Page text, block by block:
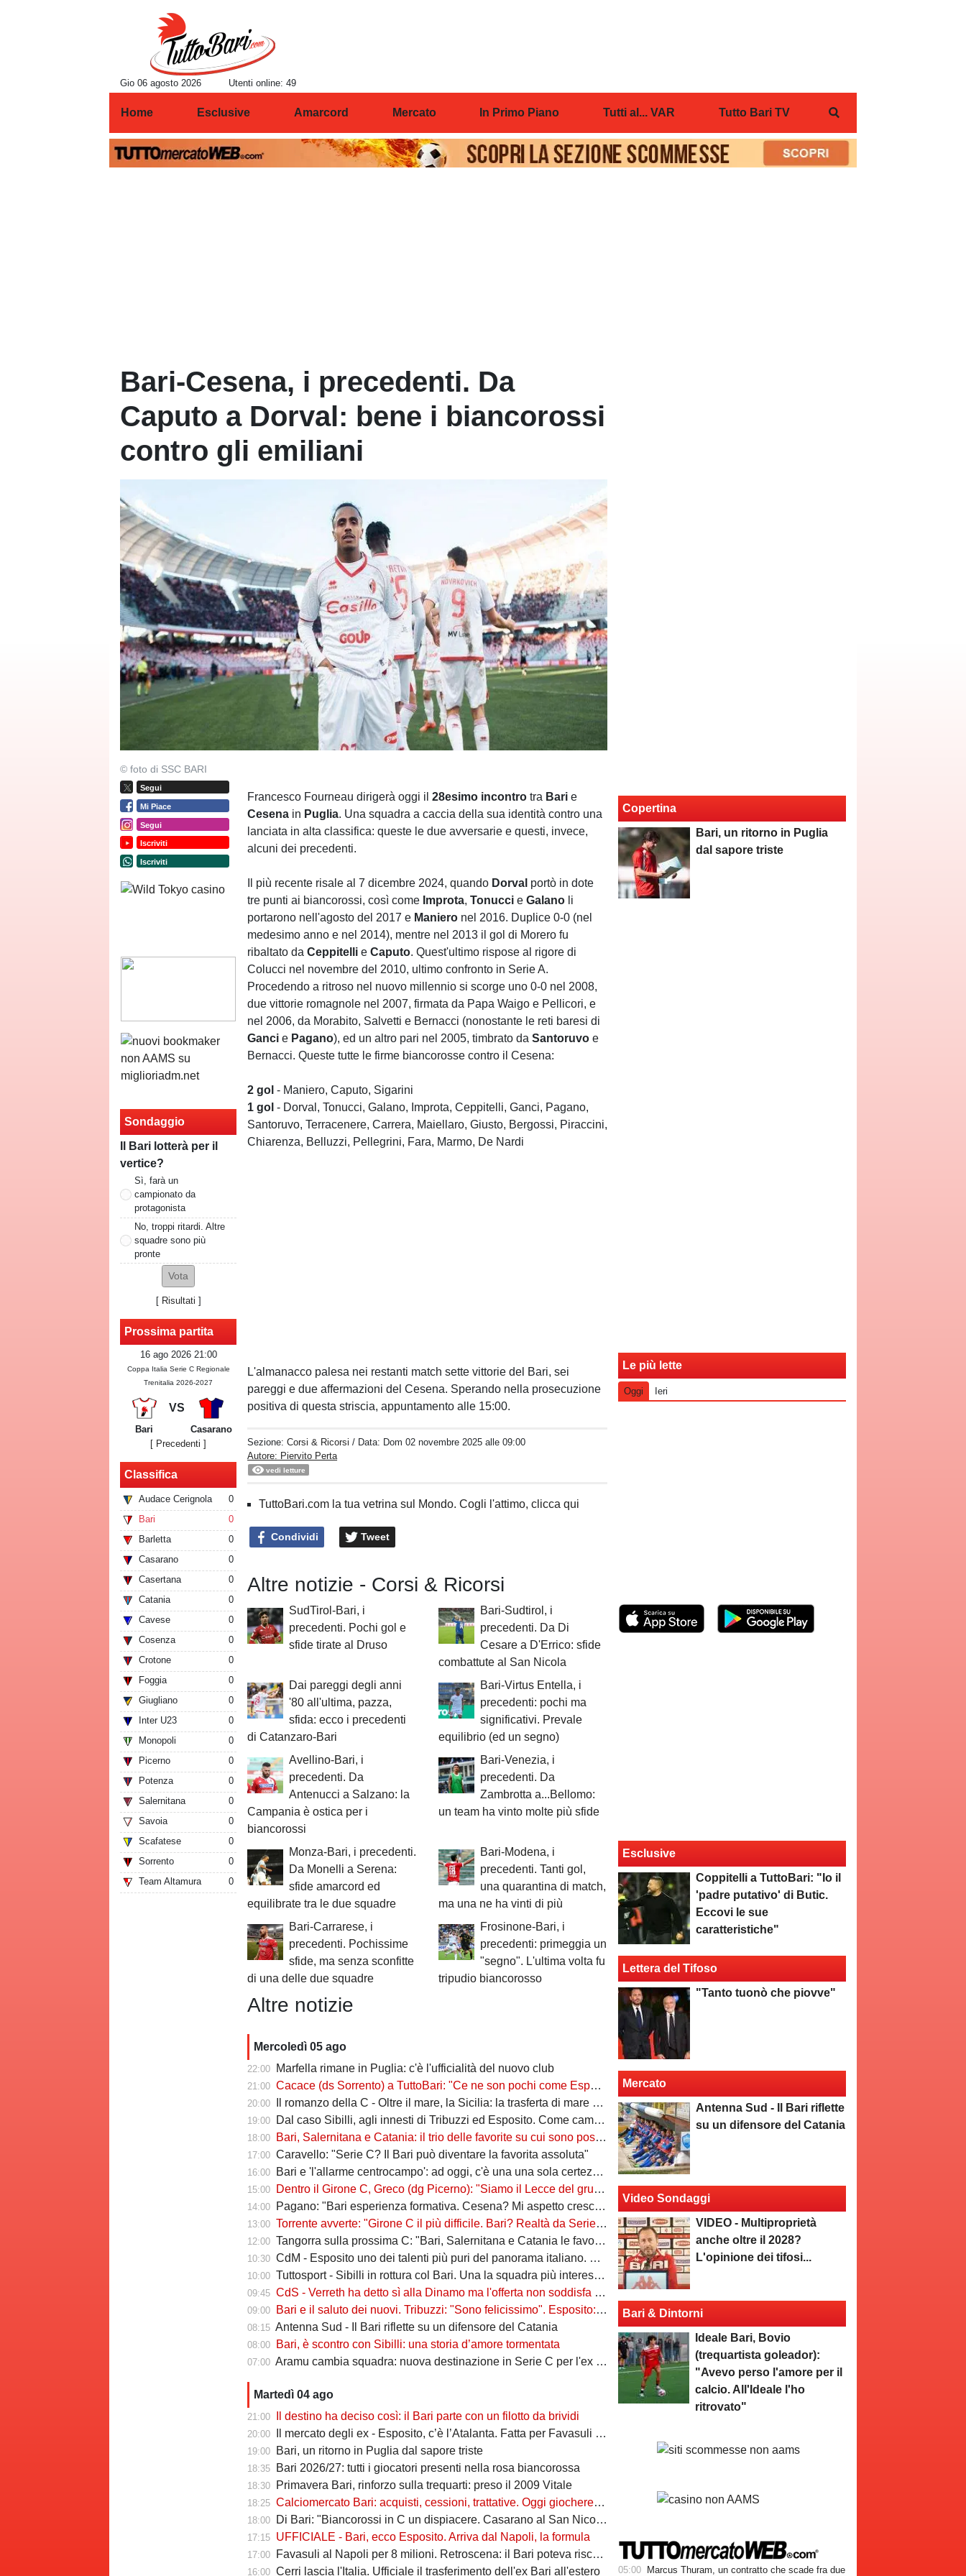
Gio 06 agosto 2026 Utenti online: 49
Home Esclusive Amarcord Mercato In Primo Piano Tutti al... VAR Tutto Bari TV
Bari-Cesena, i precedenti. Da
Caputo a Dorval: bene i biancorossi
contro gli emiliani
© foto di SSC BARI
Segui
Mi Piace
Segui
Iscriviti
Iscriviti
Sondaggio
Il Bari lotterà per il
vertice?
Sì, farà un
campionato da
protagonista
No, troppi ritardi. Altre
squadre sono più
pronte
[ Risultati ]
Prossima partita
16 ago 2026 21:00
Coppa Italia Serie C Regionale
Trenitalia 2026-2027
VS
Bari
Casarano
[ Precedenti ]
Classifica
Audace Cerignola
0
Bari
0
Barletta
0
Casarano
0
Casertana
0
Catania
0
Cavese
0
Cosenza
0
Crotone
0
Foggia
0
Giugliano
0
Inter U23
0
Monopoli
0
Picerno
0
Potenza
0
Salernitana
0
Savoia
0
Scafatese
0
Sorrento
0
Team Altamura
0
Francesco Fourneau dirigerà oggi il28esimo incontro tra Bari e
Cesena in Puglia. Una squadra a caccia della sua identità contro una
lanciata in alta classifica: queste le due avversarie e questi, invece,
alcuni dei precedenti.
Il più recente risale al 7 dicembre 2024, quando Dorval portò in dote
tre punti ai biancorossi, così come Improta,Tonucci eGalano li
portarono nell'agosto del 2017 e Maniero nel 2016. Duplice 0-0 (nel
medesimo anno e nel 2014), mentre nel 2013 il gol di Morero fu
ribaltato daCeppitelli eCaputo. Quest'ultimo rispose al rigore di
Colucci nel novembre del 2010, ultimo confronto in Serie A.
Procedendo a ritroso nel nuovo millennio si scorge uno 0-0 nel 2008,
due vittorie romagnole nel 2007, firmata da Papa Waigo e Pellicori, e
nel 2006, da Morabito, Salvetti e Bernacci (nonostante le reti baresi di
Ganci e Pagano), ed un altro pari nel 2005, timbrato daSantoruvo e
Bernacci. Queste tutte le firme biancorosse contro il Cesena:
2 gol - Maniero, Caputo, Sigarini
1 gol - Dorval, Tonucci, Galano, Improta, Ceppitelli, Ganci, Pagano,
Santoruvo, Terracenere, Carrera, Maiellaro, Giusto, Bergossi, Piraccini,
Chiarenza, Belluzzi, Pellegrini, Fara, Marmo, De Nardi
L'almanacco palesa nei restanti match sette vittorie del Bari, sei
pareggi e due affermazioni del Cesena. Sperando nella prosecuzione
positiva di questa striscia, appuntamento alle 15:00.
Sezione:Corsi & Ricorsi / Data: Dom 02 novembre 2025 alle 09:00
Autore: Piervito Perta
vedi letture
TuttoBari.com la tua vetrina sul Mondo. Cogli l'attimo, clicca qui
Condividi Tweet
Altre notizie - Corsi & Ricorsi
SudTirol-Bari, i
precedenti. Pochi gol e
sfide tirate al Druso
Bari-Sudtirol, i
precedenti. Da Di
Cesare a D'Errico: sfide
combattute al San Nicola
Dai pareggi degli anni
'80 all'ultima, pazza,
sfida: ecco i precedenti
di Catanzaro-Bari
Bari-Virtus Entella, i
precedenti: pochi ma
significativi. Prevale
equilibrio (ed un segno)
Avellino-Bari, i
precedenti. Da
Antenucci a Salzano: la
Campania è ostica per i
biancorossi
Bari-Venezia, i
precedenti. Da
Zambrotta a...Bellomo:
un team ha vinto molte più sfide
Monza-Bari, i precedenti.
Da Monelli a Serena:
sfide amarcord ed
equilibrate tra le due squadre
Bari-Modena, i
precedenti. Tanti gol,
una quarantina di match,
ma una ne ha vinti di più
Bari-Carrarese, i
precedenti. Pochissime
sfide, ma senza sconfitte
di una delle due squadre
Frosinone-Bari, i
precedenti: primeggia un
"segno". L'ultima volta fu
tripudio biancorosso
Altre notizie
Mercoledì 05 ago
22:00 Marfella rimane in Puglia: c'è l'ufficialità del nuovo club
21:00 Cacace (ds Sorrento) a TuttoBari: "Ce ne son pochi come Esposito: ve lo presento. D'Ursi? Solo interesse"
20:00 Il romanzo della C - Oltre il mare, la Sicilia: la trasferta di mare e di vento
19:00 Dal caso Sibilli, agli innesti di Tribuzzi ed Esposito. Come cambia l’attacco
18:00 Bari, Salernitana e Catania: il trio delle favorite su cui sono poste le aspettative e gli obiettivi promozione
17:00 Caravello: "Serie C? Il Bari può diventare la favorita assoluta"
16:00 Bari e 'l'allarme centrocampo': ad oggi, c'è una una sola certezza (e mezza) nel reparto
15:00 Dentro il Girone C, Greco (dg Picerno): "Siamo il Lecce del gruppo, tra giovani e sostenibilità. Che impresa l'anno scorso!"
14:00 Pagano: "Bari esperienza formativa. Cesena? Mi aspetto crescita"
13:00 Torrente avverte: "Girone C il più difficile. Bari? Realtà da Serie A"
12:00 Tangorra sulla prossima C: "Bari, Salernitana e Catania le favorite. Subito dopo altre due"
10:30 CdM - Esposito uno dei talenti più puri del panorama italiano. Sibilli, Marino è furioso
10:00 Tuttosport - Sibilli in rottura col Bari. Una la squadra più interessata a ingaggiarlo
09:45 CdS - Verreth ha detto sì alla Dinamo ma l'offerta non soddisfa il Bari. Della Morte, niente conferme
09:00 Bari e il saluto dei nuovi. Tribuzzi: "Sono felicissimo". Esposito: "Ci vediamo al San Nicola"
08:15 Antenna Sud - Il Bari riflette su un difensore del Catania
08:00 Bari, è scontro con Sibilli: una storia d’amore tormentata
07:00 Aramu cambia squadra: nuova destinazione in Serie C per l'ex Bari
Martedì 04 ago
21:00 Il destino ha deciso così: il Bari parte con un filotto da brividi
20:00 Il mercato degli ex - Esposito, c’è l’Atalanta. Fatta per Favasuli al Napoli, Koutsoupias osservato dal Toro
19:00 Bari, un ritorno in Puglia dal sapore triste
18:35 Bari 2026/27: tutti i giocatori presenti nella rosa biancorossa
18:30 Primavera Bari, rinforzo sulla trequarti: preso il 2009 Vitale
18:25 Calciomercato Bari: acquisti, cessioni, trattative. Oggi giocherebbe così
18:00 Di Bari: "Biancorossi in C un dispiacere. Casarano al San Nicola? Sarà un orgoglio"
17:15 UFFICIALE - Bari, ecco Esposito. Arriva dal Napoli, la formula
17:00 Favasuli al Napoli per 8 milioni. Retroscena: il Bari poteva riscattarlo, ma...
16:00 Cerri lascia l'Italia. Ufficiale il trasferimento dell'ex Bari all'estero
Copertina
Bari, un ritorno in Puglia
dal sapore triste
Le più lette
Oggi Ieri
Esclusive
Coppitelli a TuttoBari: "Io il
'padre putativo' di Butic.
Eccovi le sue
caratteristiche"
Lettera del Tifoso
"Tanto tuonò che piovve"
Mercato
Antenna Sud - Il Bari riflette
su un difensore del Catania
Video Sondaggi
VIDEO - Multiproprietà
anche oltre il 2028?
L'opinione dei tifosi...
Bari & Dintorni
Ideale Bari, Bovio
(trequartista goleador):
"Avevo perso l'amore per il
calcio. All'Ideale l'ho
ritrovato"
05:00 Marcus Thuram, un contratto che scade fra due